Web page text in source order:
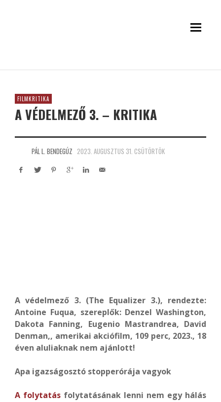
FILMKRITIKA
A VÉDELMEZŐ 3. – KRITIKA
PÁL L. BENDEGÚZ 2023. AUGUSZTUS 31. CSÜTÖRTÖK
A védelmező 3. (The Equalizer 3.), rendezte:
Antoine Fuqua, szereplők: Denzel Washington,
Dakota Fanning, Eugenio Mastrandrea, David
Denman,, amerikai akciófilm, 109 perc, 2023., 18
éven aluliaknak nem ajánlott!
Apa igazságosztó stopperórája vagyok
A folytatás folytatásának lenni nem egy hálás